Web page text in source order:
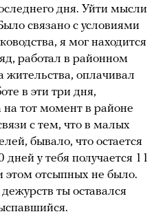
дня. Уйти мысли
связано с условиями
я мог находится
работал в районном
жительства, оплачивал
в эти три дня,
тот момент в районе
с тем, что в малых
бывало, что остается
дней у тебя получается 11
этом отсыпных не было.
ты оставался